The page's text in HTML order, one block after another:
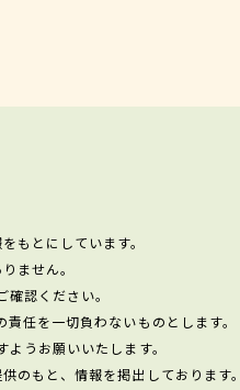
もとにしています。
ません。
認ください。
任を一切負わないものとします。
うお願いいたします。
のもと、情報を掲出しております。